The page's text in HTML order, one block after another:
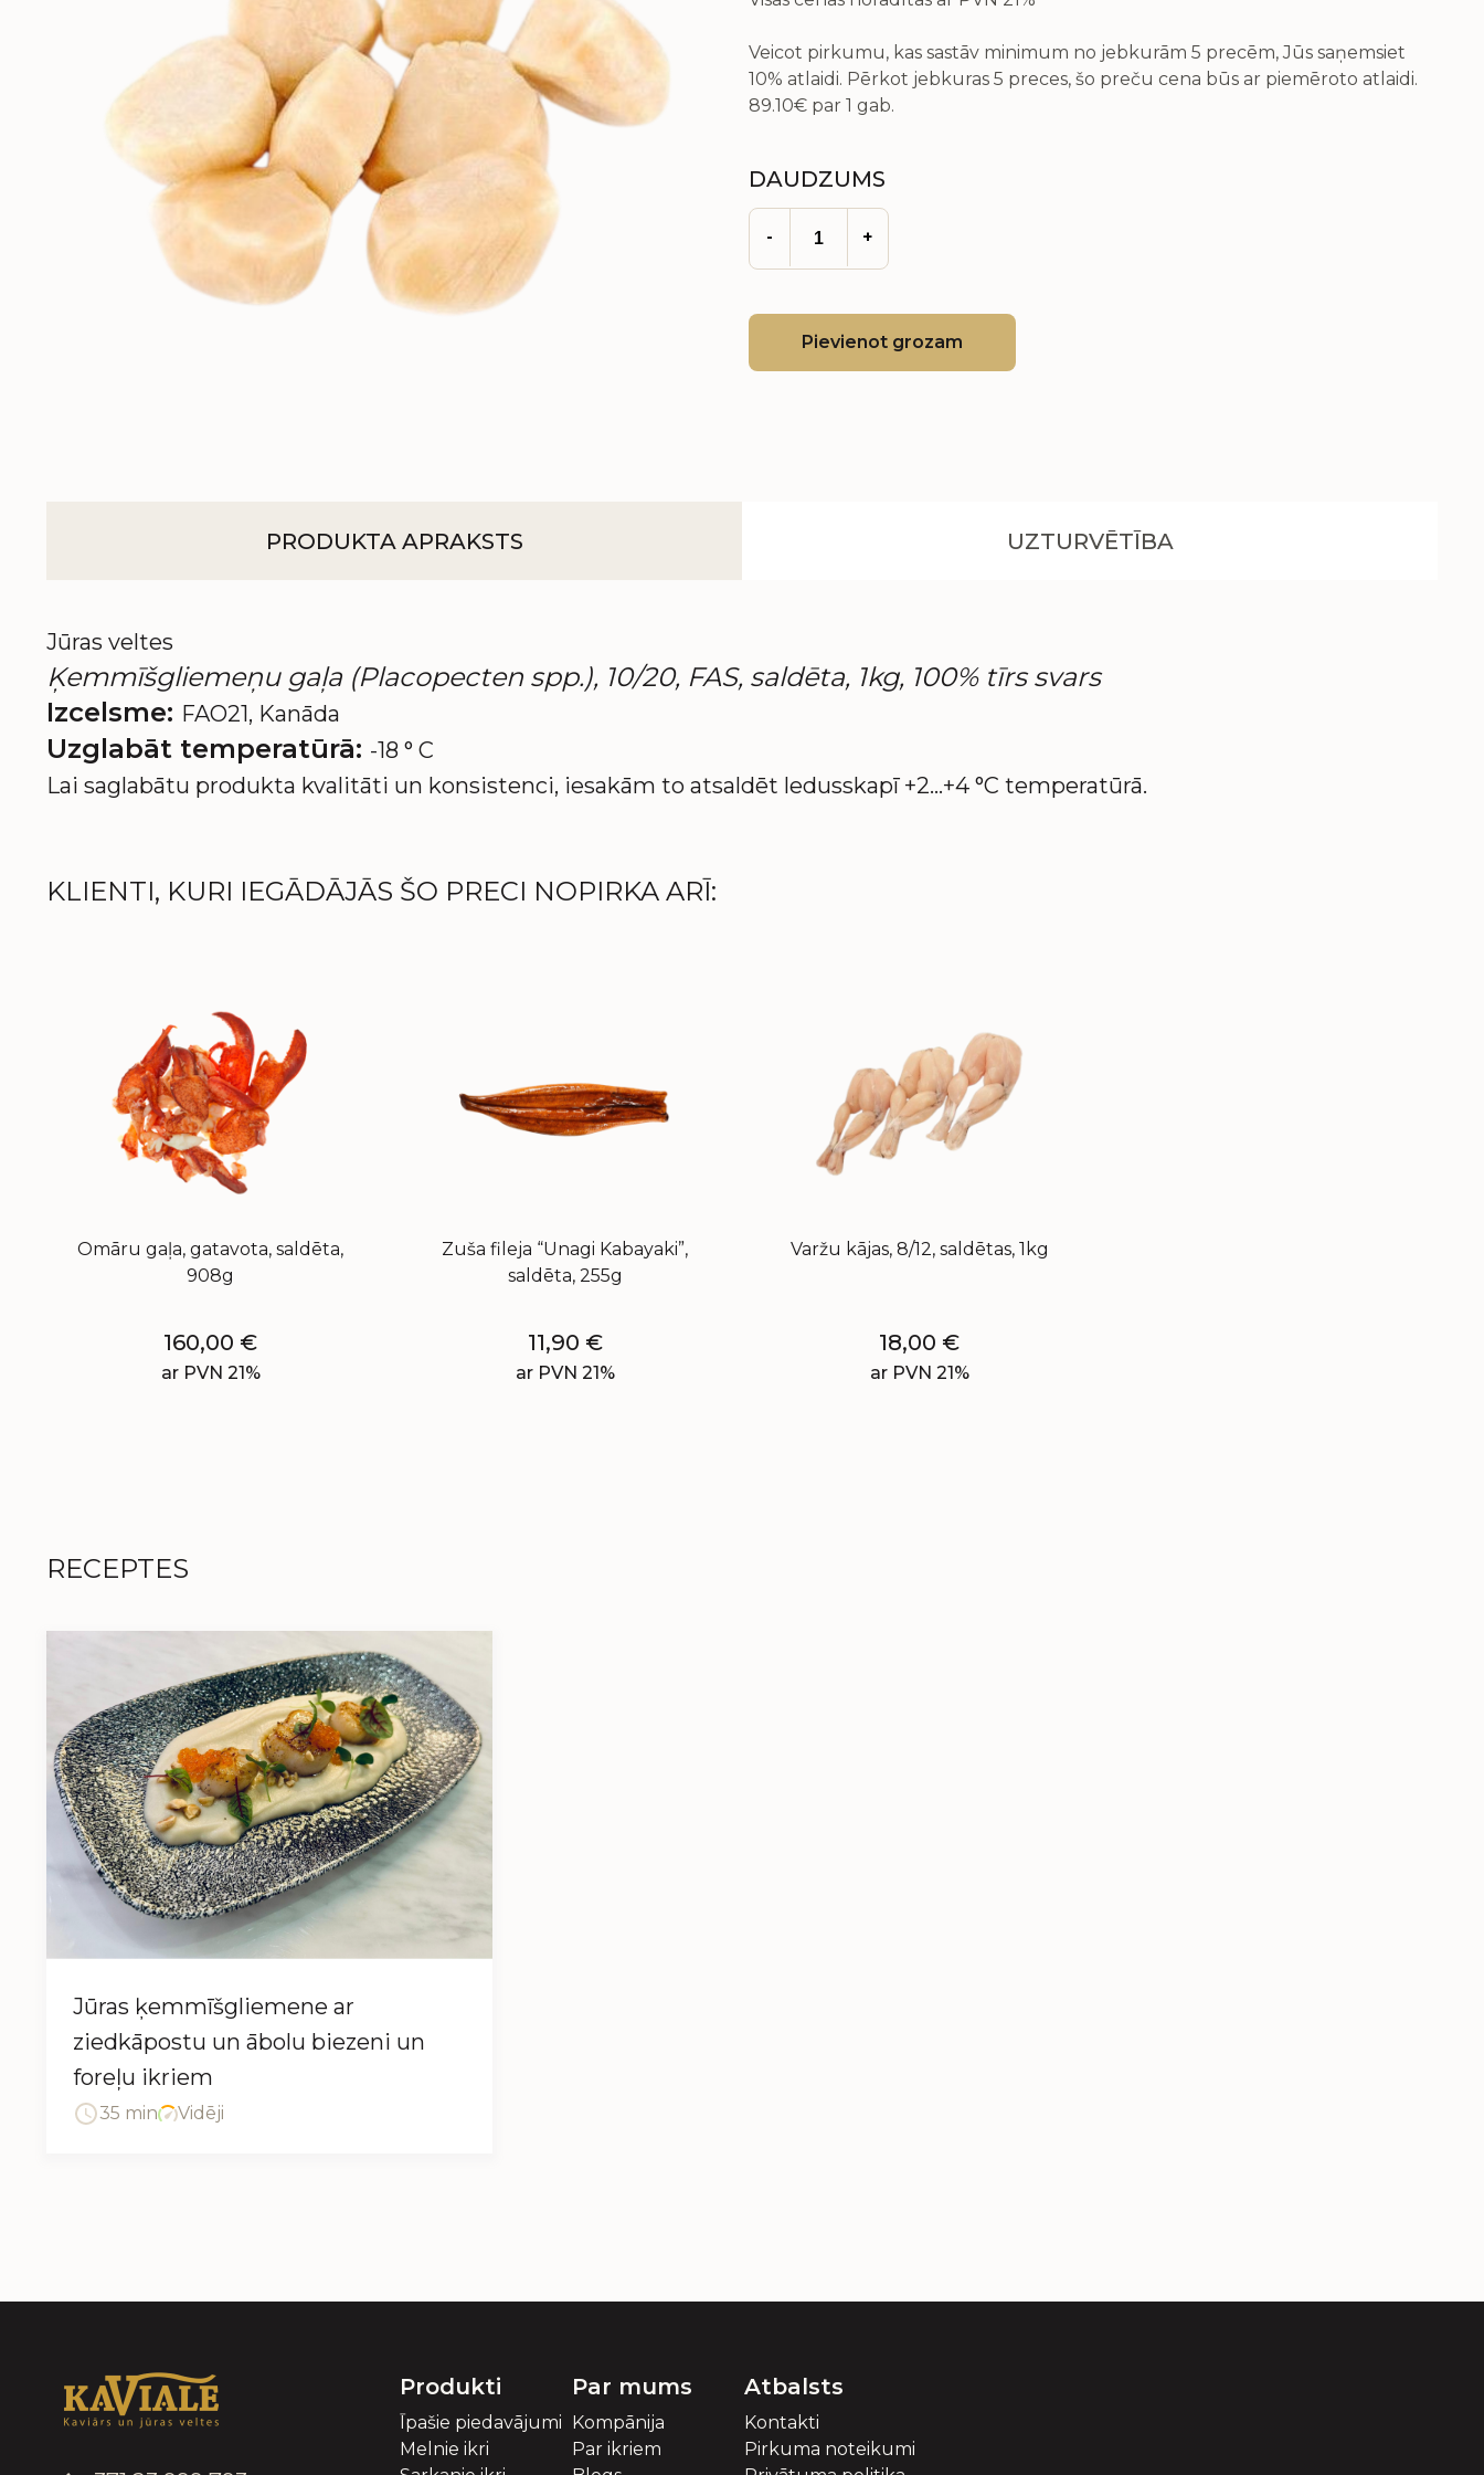
Veicot pirkumu, kas sastāv minimum no jebkurām 5 precēm, Jūs saņemsiet
10% atlaidi. Pērkot jebkuras 5 preces, šo preču cena būs ar piemēroto atlaidi.
89.10€ par 1 gab.
DAUDZUMS
- +
Pievienot grozam
PRODUKTA APRAKSTS UZTURVĒTĪBA
Jūras veltes
Ķemmīšgliemeņu gaļa (Placopecten spp.), 10/20, FAS, saldēta, 1kg, 100% tīrs svars
Izcelsme: FAO21, Kanāda
Uzglabāt temperatūrā: -18 ° C
Lai saglabātu produkta kvalitāti un konsistenci, iesakām to atsaldēt ledusskapī +2…+4 °C temperatūrā.
KLIENTI, KURI IEGĀDĀJĀS ŠO PRECI NOPIRKA ARĪ:
Omāru gaļa, gatavota, saldēta,
908g
160,00 €
ar PVN 21%
Zuša fileja “Unagi Kabayaki”,
saldēta, 255g
11,90 €
ar PVN 21%
Varžu kājas, 8/12, saldētas, 1kg
18,00 €
ar PVN 21%
RECEPTES
Jūras ķemmīšgliemene ar
ziedkāpostu un ābolu biezeni un
foreļu ikriem
35 min Vidēji
Produkti
Īpašie piedavājumi
Melnie ikri
Par mums
Kompānija
Par ikriem
Atbalsts
Kontakti
Pirkuma noteikumi